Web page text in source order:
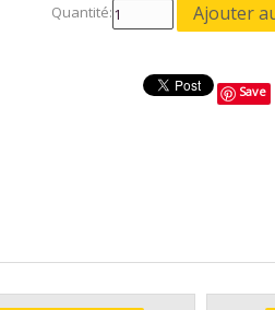
Quantité:
Save